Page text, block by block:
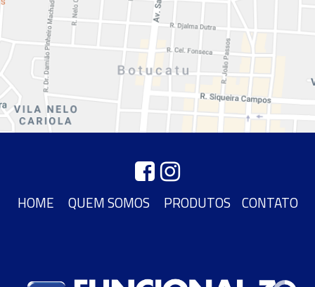
HOME QUEM SOMOS PRODUTOS CONTATO